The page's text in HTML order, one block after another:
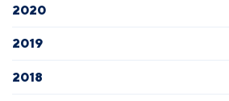
2020
2019
2018